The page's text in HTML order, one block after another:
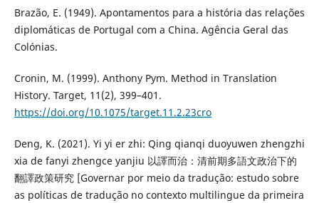
Brazão, E. (1949). Apontamentos para a história das relações
diplomáticas de Portugal com a China. Agência Geral das
Colónias.
Cronin, M. (1999). Anthony Pym. Method in Translation
History. Target, 11(2), 399–401.
https://doi.org/10.1075/target.11.2.23cro
Deng, K. (2021). Yi yi er zhi: Qing qianqi duoyuwen zhengzhi
xia de fanyi zhengce yanjiu 以譯而治：清前期多語文政治下的
翻譯政策研究 [Governar por meio da tradução: estudo sobre
as políticas de tradução no contexto multilingue da primeira